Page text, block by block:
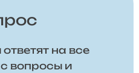
на все
вопросы и